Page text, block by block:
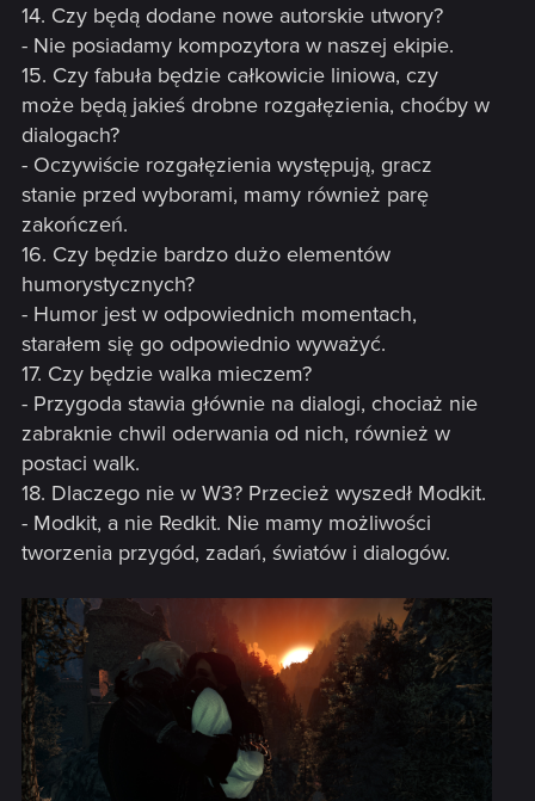
14. Czy będą dodane nowe autorskie utwory?
- Nie posiadamy kompozytora w naszej ekipie.
15. Czy fabuła będzie całkowicie liniowa, czy
może będą jakieś drobne rozgałęzienia, choćby w
dialogach?
- Oczywiście rozgałęzienia występują, gracz
stanie przed wyborami, mamy również parę
zakończeń.
16. Czy będzie bardzo dużo elementów
humorystycznych?
- Humor jest w odpowiednich momentach,
starałem się go odpowiednio wyważyć.
17. Czy będzie walka mieczem?
- Przygoda stawia głównie na dialogi, chociaż nie
zabraknie chwil oderwania od nich, również w
postaci walk.
18. Dlaczego nie w W3? Przecież wyszedł Modkit.
- Modkit, a nie Redkit. Nie mamy możliwości
tworzenia przygód, zadań, światów i dialogów.